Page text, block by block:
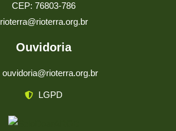
CEP: 76803-786
rioterra@rioterra.org.br
Ouvidoria
ouvidoria@rioterra.org.br
LGPD